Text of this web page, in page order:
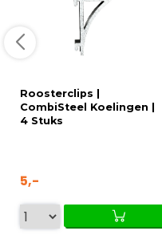
Roosterclips |
CombiSteel Koelingen |
4 Stuks
5,-